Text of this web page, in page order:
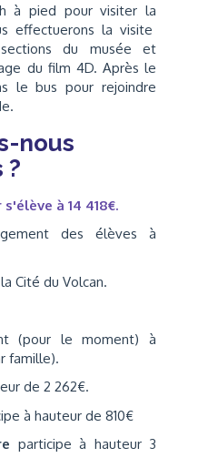
à pied pour visiter la
effectuerons la visite
du musée et
du film 4D. Après le
le bus pour rejoindre
nous
?
à 14 418€.
des élèves à
Cité du Volcan.
(pour le moment) à
famille).
de 2 262€.
à hauteur de 810€
participe à hauteur 3